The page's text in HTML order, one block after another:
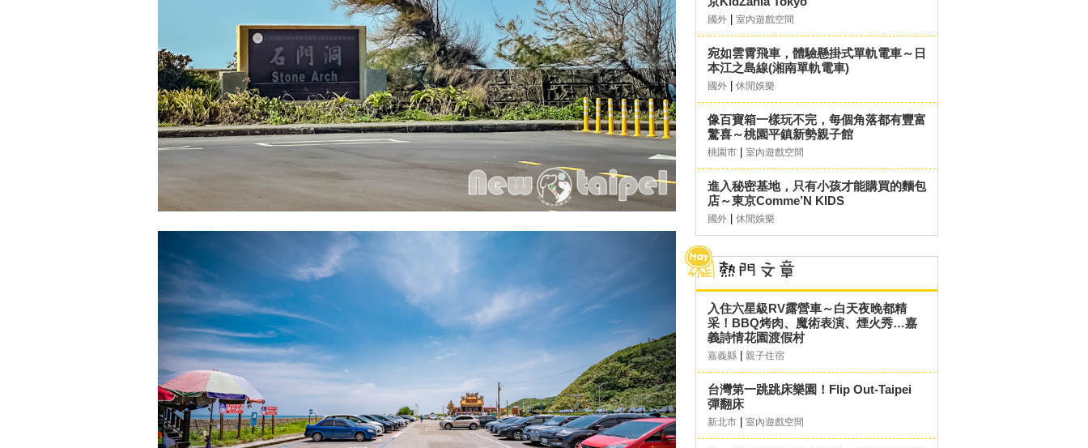
國外 室內遊戲空間
宛如雲霄飛車，體驗懸掛式單軌電車～日
本江之島線(湘南單軌電車)
國外 休閒娛樂
像百寶箱一樣玩不完，每個角落都有豐富
驚喜～桃園平鎮新勢親子館
桃園市 室內遊戲空間
進入秘密基地，只有小孩才能購買的麵包
店～東京Comme’N KIDS
國外 休閒娛樂
入住六星級RV露營車～白天夜晚都精
采！BBQ烤肉、魔術表演、煙火秀…嘉
義詩情花園渡假村
嘉義縣 親子住宿
台灣第一跳跳床樂園！Flip Out-Taipei
彈翻床
新北市 室內遊戲空間